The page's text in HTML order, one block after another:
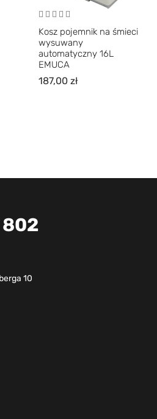
Kosz pojemnik na śmieci
wysuwany
automatyczny 16L
EMUCA
187,00 zł
802
10